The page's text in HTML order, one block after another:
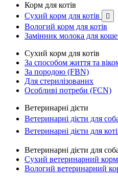
Корм для котів
Сухий корм для котів

Вологий корм для котів
Замінник молока для
Сухий корм для котів
За способом життя та
За породою (FBN)
Для стерилізованих
Особливі потреби (FCN)
Ветеринарні дієти
Ветеринарні дієти для
Ветеринарні дієти для
Ветеринарні дієти для
Сухий ветеринарний
Вологий ветеринарний